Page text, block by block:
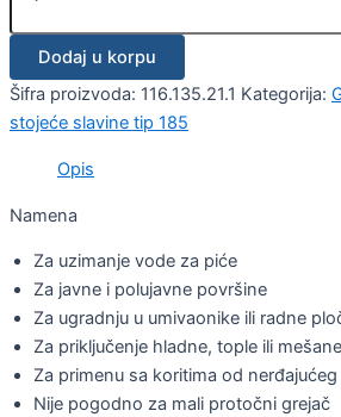
Dodaj u korpu
Šifra proizvoda: 116.135.21.1 Kategorija:
stojeće slavine tip 185
Opis
Namena
Za uzimanje vode za piće
Za javne i polujavne površine
Za ugradnju u umivaonike ili radne
Za priključenje hladne, tople ili
Za primenu sa koritima od nerđajućeg
Nije pogodno za mali protočni grejač